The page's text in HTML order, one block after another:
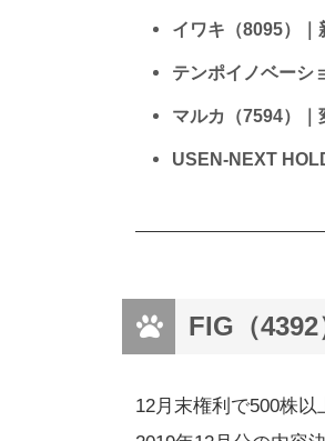
イワキ（8095）｜
テンポイノベーシ
マルカ（7594）
USEN-NEXT
FIG（
12月末権利で500株以